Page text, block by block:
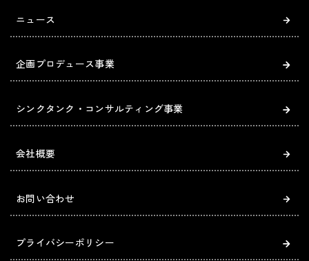
ニュース
企画プロデュース事業
シンクタンク・コンサルティング事業
会社概要
お問い合わせ
プライバシーポリシー